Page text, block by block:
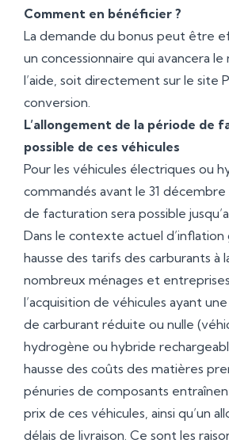
Comment en bénéficier ?
La demande du bonus peut être
un concessionnaire qui avancera
l’aide, soit directement sur le site
conversion.
L’allongement de la période de
possible de ces véhicules
Pour les véhicules électriques ou
commandés avant le 31
de facturation sera possible
Dans le contexte actuel
hausse des tarifs des carburants à
nombreux ménages et
l’acquisition de véhicules ayant
de carburant réduite ou nulle
hydrogène ou hybride
hausse des coûts des matières
pénuries de composants
prix de ces véhicules, ainsi qu’un
délais de livraison. Ce sont les